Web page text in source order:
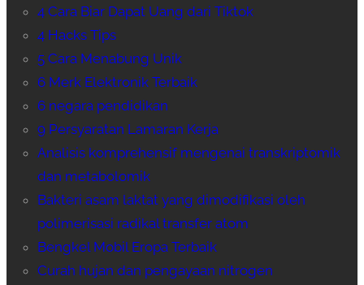
4 Cara Biar Dapat Uang dari Tiktok
4 Hacks Tips
5 Cara Menabung Unik
6 Merk Elektronik Terbaik
6 negara pendidikan
9 Persyaratan Lamaran Kerja
Analisis komprehensif mengenai transkriptomik
dan metabolomik
Bakteri asam laktat yang dimodifikasi oleh
polimerisasi radikal transfer atom
Bengkel Mobil Eropa Terbaik
Curah hujan dan pengayaan nitrogen